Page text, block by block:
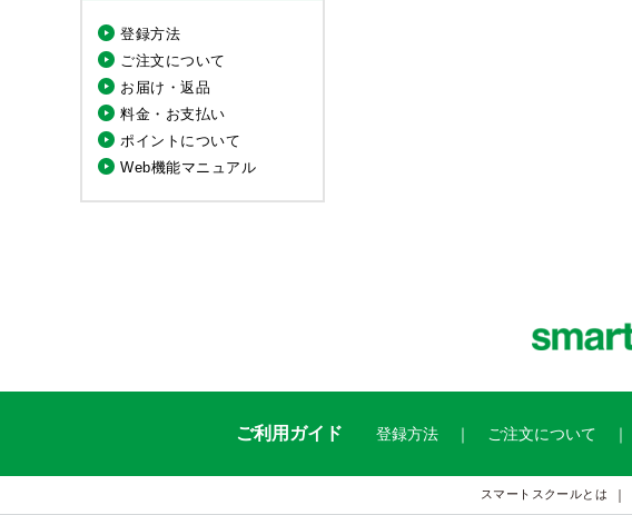
登録方法
ご注文について
お届け・返品
料金・お支払い
ポイントについて
Web機能マニュアル
ご利用ガイド 登録方法 ご注文について
スマートスクールとは